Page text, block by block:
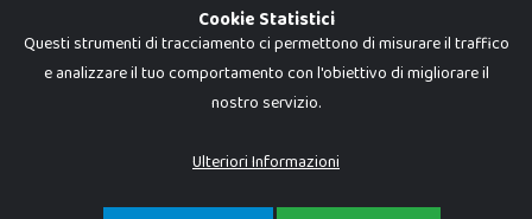
Dadi e Mattoncini è un brand di Giocabene Srl. Ogni riproduzione o utilizzo non
I prezzi e le promozioni pubblicate potrebbero differire da quanto esposto in
Cookie Statistici
Questi strumenti di tracciamento ci permettono di misurare il traffico
e analizzare il tuo comportamento con l'obiettivo di migliorare il
nostro servizio.
Ulteriori Informazioni